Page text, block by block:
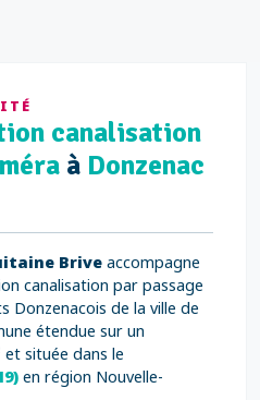
canalisation
à Donzenac
Brive accompagne
canalisation par passage
Donzenacois de la ville de
étendue sur un
située dans le
en région Nouvelle-